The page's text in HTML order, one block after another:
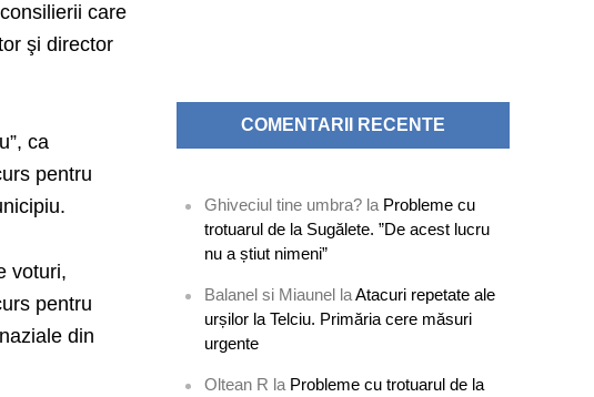
care
şi director
ca
pentru
voturi,
pentru
din
COMENTARII RECENTE
Ghiveciul tine umbra? la Probleme cu
trotuarul de la Sugălete. ”De acest lucru
nu a știut nimeni”
Balanel si Miaunel laAtacuri repetate ale
urșilor la Telciu. Primăria cere măsuri
urgente
Oltean R la Probleme cu trotuarul de la